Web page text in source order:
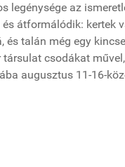
legénysége az
átformálódik: kertek
talán még egy
csodákat
augusztus 11-16-